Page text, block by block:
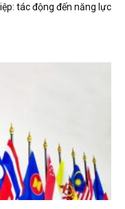
tác động đến năng lực